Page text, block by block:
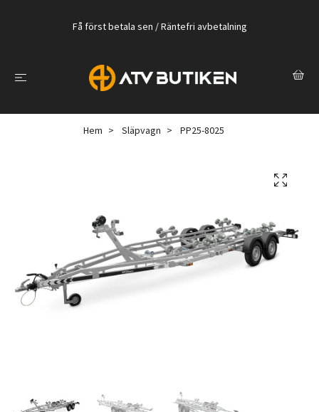
Få först betala sen / Räntefri avbetalning
Hem Släpvagn PP25-8025